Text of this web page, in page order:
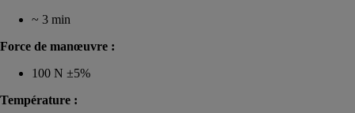
~ 3 min
Force de manœuvre :
100 N ±5%
Température :